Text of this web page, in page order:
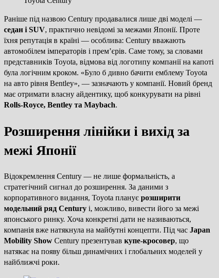
Раніше під назвою Century продавалися лише дві моделі —
седан і SUV, практично невідомі за межами Японії. Проте
їхня репутація в країні — особлива: Century вважають
автомобілем імператорів і прем’єрів. Саме тому, за словами
представників Toyota, відмова від логотипу компанії на капоті
була логічним кроком. «Було б дивно бачити емблему Toyota
на авто рівня Bentley», — зазначають у компанії. Новий бренд
має отримати власну айдентику, щоб конкурувати на рівні
Rolls-Royce, Bentley та Maybach.
Розширення лінійки і вихід за
межі Японії
Відокремлення Century — не лише формальність, а
стратегічний сигнал до розширення. За даними з
корпоративного видання, Toyota планує розширити
модельний ряд Century і, можливо, вивести його за межі
японського ринку. Хоча конкретні дати не називаються,
компанія вже натякнула на майбутні концепти. Під час Japan
Mobility Show Century презентував купе-кросовер, що
натякає на появу більш динамічних і глобальних моделей у
найближчі роки.